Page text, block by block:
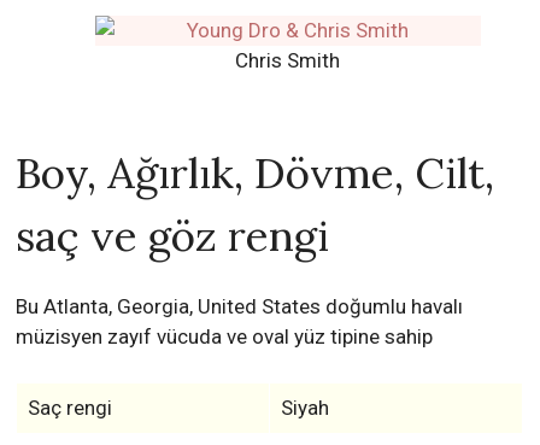
Chris Smith
Boy, Ağırlık, Dövme, Cilt,
saç ve göz rengi
Bu Atlanta, Georgia, United States doğumlu havalı
müzisyen zayıf vücuda ve oval yüz tipine sahip
Saç rengi Siyah